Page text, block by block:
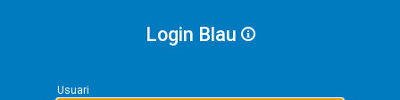
Login Blau
Usuari